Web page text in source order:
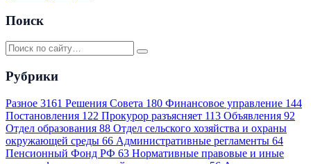
Поиск
Рубрики
Разное 3161 Решения Совета 180 Финансовое управление 144
Постановления 122 Прокурор разъясняет 113 Объявления 92
Отдел образования 88 Отдел сельского хозяйства и охраны
окружающей среды 66 Административные регламенты 64
Пенсионный Фонд РФ 63 Нормативные правовые и иные